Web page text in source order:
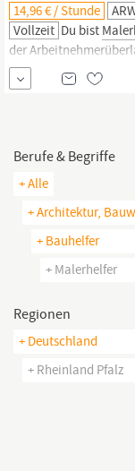
14,96 € / Stunde
Vollzeit Du bist
der
Arbeitsplatz für 14,96
Bergisch Gladbach
Berufe & Begriffe
+ Alle
+ Architektur,
+ Bauhelfer
+ Malerhelfer
Regionen
+ Deutschland
+ Rheinland Pfalz